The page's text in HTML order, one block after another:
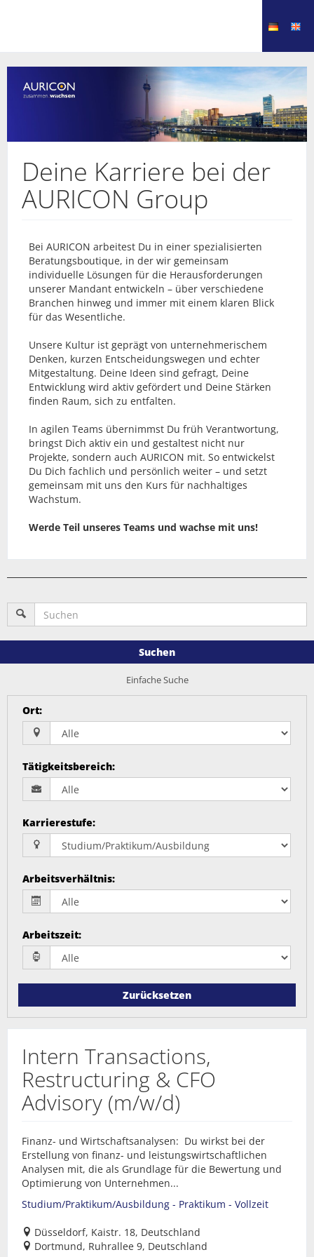
Deine Karriere bei der
AURICON Group
Bei AURICON arbeitest Du in einer spezialisierten
Beratungsboutique, in der wir gemeinsam
individuelle Lösungen für die Herausforderungen
unserer Mandant entwickeln – über verschiedene
Branchen hinweg und immer mit einem klaren Blick
für das Wesentliche.
Unsere Kultur ist geprägt von unternehmerischem
Denken, kurzen Entscheidungswegen und echter
Mitgestaltung. Deine Ideen sind gefragt, Deine
Entwicklung wird aktiv gefördert und Deine Stärken
finden Raum, sich zu entfalten.
In agilen Teams übernimmst Du früh Verantwortung,
bringst Dich aktiv ein und gestaltest nicht nur
Projekte, sondern auch AURICON mit. So entwickelst
Du Dich fachlich und persönlich weiter – und setzt
gemeinsam mit uns den Kurs für nachhaltiges
Wachstum.
Werde Teil unseres Teams und wachse mit uns!
Suchen
Einfache Suche
Ort:
Tätigkeitsbereich:
Karrierestufe:
Arbeitsverhältnis:
Arbeitszeit:
Zurücksetzen
Intern Transactions,
Restructuring & CFO
Advisory (m/w/d)
Finanz- und Wirtschaftsanalysen: Du wirkst bei der
Erstellung von finanz- und leistungswirtschaftlichen
Analysen mit, die als Grundlage für die Bewertung und
Optimierung von Unternehmen...
Studium/Praktikum/Ausbildung - Praktikum - Vollzeit
Düsseldorf, Kaistr. 18, Deutschland
Dortmund, Ruhrallee 9, Deutschland